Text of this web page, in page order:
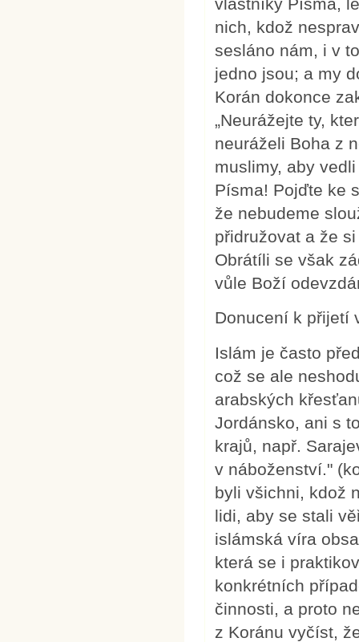
nich, kdož
sesláno nám, i v
jedno jsou; a my
Korán dokonce
„Neurážejte ty,
neuráželi Boha z
muslimy, aby
Písma! Pojďte ke
že nebudeme
přidružovat a že
Obrátíli se však
vůle Boží
Donucení k přijetí
Islám je často
což se ale
arabských
Jordánsko, ani s
krajů, např.
v náboženství."
byli všichni, kdož
lidi, aby se stali
islámská víra
která se i
konkrétních
činnosti, a proto
z Koránu vyčíst,